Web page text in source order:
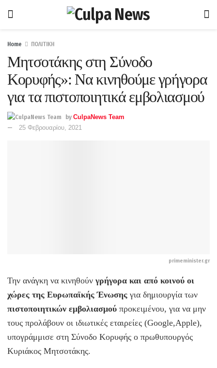
Home ΠΟΛΙΤΙΚΗ
Μητσοτάκης στη Σύνοδο
Κορυφής»: Να κινηθούμε γρήγορα
για τα πιστοποιητικά εμβολιασμού
by CulpaNews Team
25 Φεβρουαρίου, 2021
primeminister.gr
Την ανάγκη να κινηθούν γρήγορα και από κοινού οι
χώρες της Ευρωπαϊκής Ένωσης για δημιουργία των
πιστοποιητικών εμβολιασμού προκειμένου, για να μην
τους προλάβουν οι ιδιωτικές εταιρείες (Google,Apple),
υπογράμμισε στη Σύνοδο Κορυφής ο πρωθυπουργός
Κυριάκος Μητσοτάκης.